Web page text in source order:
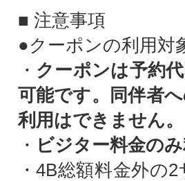
■ 注意事項
●クーポンの利用対
・ クーポンは予約
可能です。同伴者
利用はできません。
・ ビジター料金の
・4B総額料金外の